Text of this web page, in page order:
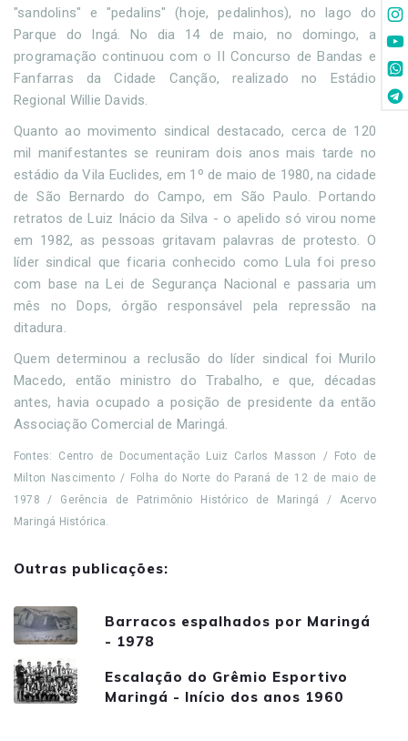
"sandolins" e "pedalins" (hoje, pedalinhos), no lago do
Parque do Ingá. No dia 14 de maio, no domingo, a
programação continuou com o II Concurso de Bandas e
Fanfarras da Cidade Canção, realizado no Estádio
Regional Willie Davids.
Quanto ao movimento sindical destacado, cerca de 120
mil manifestantes se reuniram dois anos mais tarde no
estádio da Vila Euclides, em 1º de maio de 1980, na cidade
de São Bernardo do Campo, em São Paulo. Portando
retratos de Luiz Inácio da Silva - o apelido só virou nome
em 1982, as pessoas gritavam palavras de protesto. O
líder sindical que ficaria conhecido como Lula foi preso
com base na Lei de Segurança Nacional e passaria um
mês no Dops, órgão responsável pela repressão na
ditadura.
Quem determinou a reclusão do líder sindical foi Murilo
Macedo, então ministro do Trabalho, e que, décadas
antes, havia ocupado a posição de presidente da então
Associação Comercial de Maringá.
Fontes: Centro de Documentação Luiz Carlos Masson / Foto de
Milton Nascimento / Folha do Norte do Paraná de 12 de maio de
1978 / Gerência de Patrimônio Histórico de Maringá / Acervo
Maringá Histórica.
Outras publicações:
Barracos espalhados por Maringá
- 1978
Escalação do Grêmio Esportivo
Maringá - Início dos anos 1960